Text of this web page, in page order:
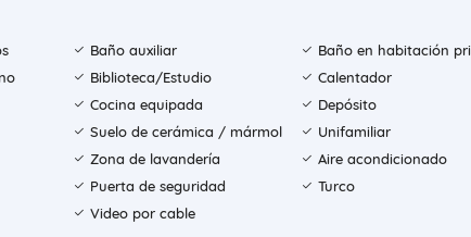
Baño auxiliar
Baño en habitación
Biblioteca/Estudio
Calentador
Cocina equipada
Depósito
Suelo de cerámica / mármol
Unifamiliar
Zona de lavandería
Aire acondicionado
Puerta de seguridad
Turco
Video por cable